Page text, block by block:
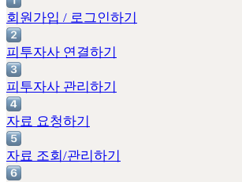
회원가입 / 로그인하기
피투자사 연결하기
피투자사 관리하기
자료 요청하기
자료 조회/관리하기